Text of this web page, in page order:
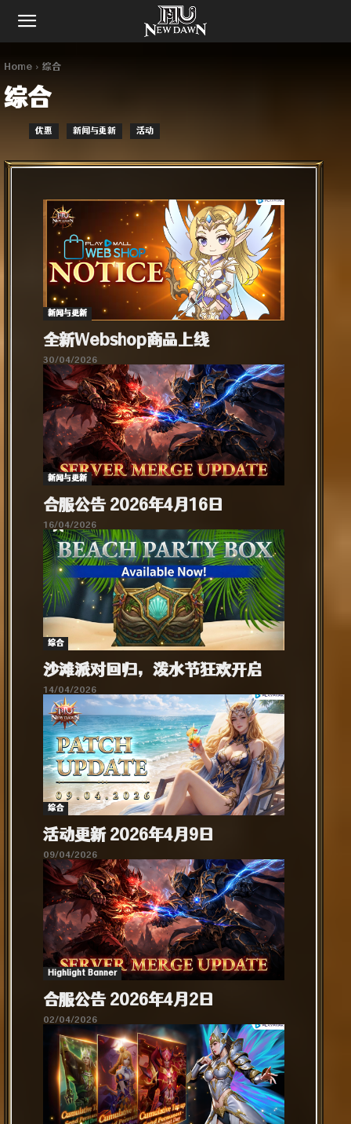
Home 综合​
综合​
优惠 新闻与更新 活动
新闻与更新
全新Webshop商品上线
30/04/2026
新闻与更新
合服公告 2026年4月16日
16/04/2026
综合​
沙滩派对回归，泼水节狂欢开启
14/04/2026
综合​
活动更新 2026年4月9日
09/04/2026
Highlight Banner
合服公告 2026年4月2日
02/04/2026